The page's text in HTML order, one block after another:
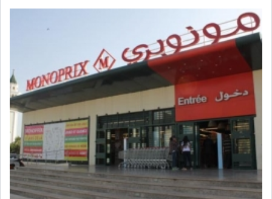
OFFICE PLAST : UNE LEVÉE DE
FONDS AU SER...
RSS
COTATION ET ANALYSES
FICHES SOCIÉTÉS
COURS DU JOUR